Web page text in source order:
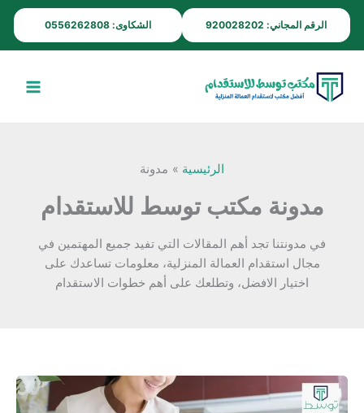
الرقم المجاني: 920028202 الشكاوى: 0556262808
تخطي
إلى
المحتوى
الرئيسية مدونة
مدونة مكتب توسط للاستقدام
في مدونتنا تجد أهم المقالات التي تفيد جميع المهتمين في
مجال استقدام العمالة المنزلية، معلومات تساعدك على
اختيار الافضل، وتطلعك على أهم خطوات الاستقدام
كيف
تتجنب